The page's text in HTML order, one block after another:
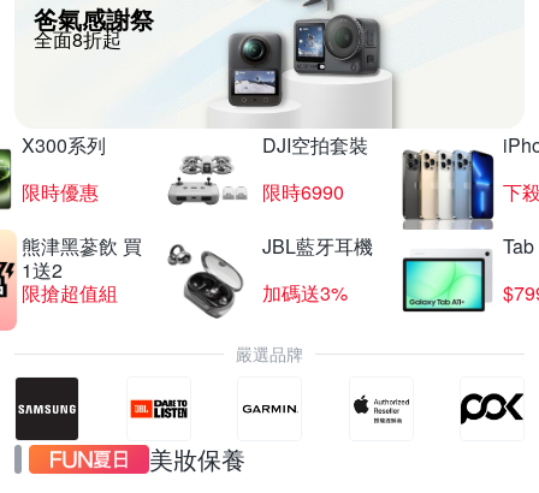
爸氣感謝祭
全面8折起
X300系列
限時優惠
DJI空拍套裝
限時6990
下
熊津黑蔘飲 買
1送2
限搶超值組
JBL藍牙耳機
加碼送3%
嚴選品牌
美妝保養